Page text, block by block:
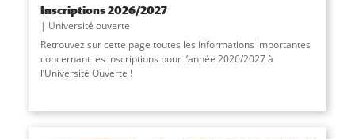
Inscriptions 2026/2027
Université ouverte
Retrouvez sur cette page toutes les informations importantes
concernant les inscriptions pour l’année 2026/2027 à
l’Université Ouverte !